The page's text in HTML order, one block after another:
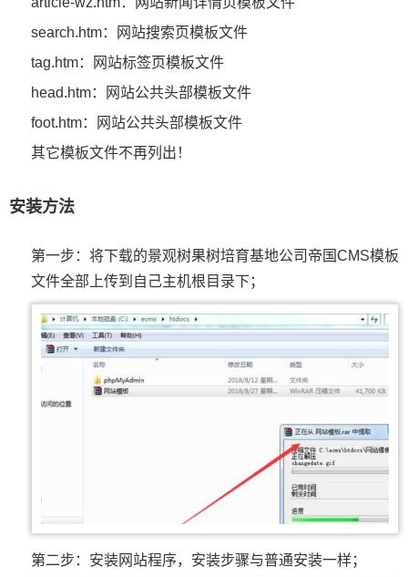
search.htm：网站搜索页模板文件
tag.htm：网站标签页模板文件
head.htm：网站公共头部模板文件
foot.htm：网站公共头部模板文件
其它模板文件不再列出！
安装方法
第一步：将下载的景观树果树培育基地公司帝国CMS模板
文件全部上传到自己主机根目录下；
第二步：安装网站程序，安装步骤与普通安装一样；